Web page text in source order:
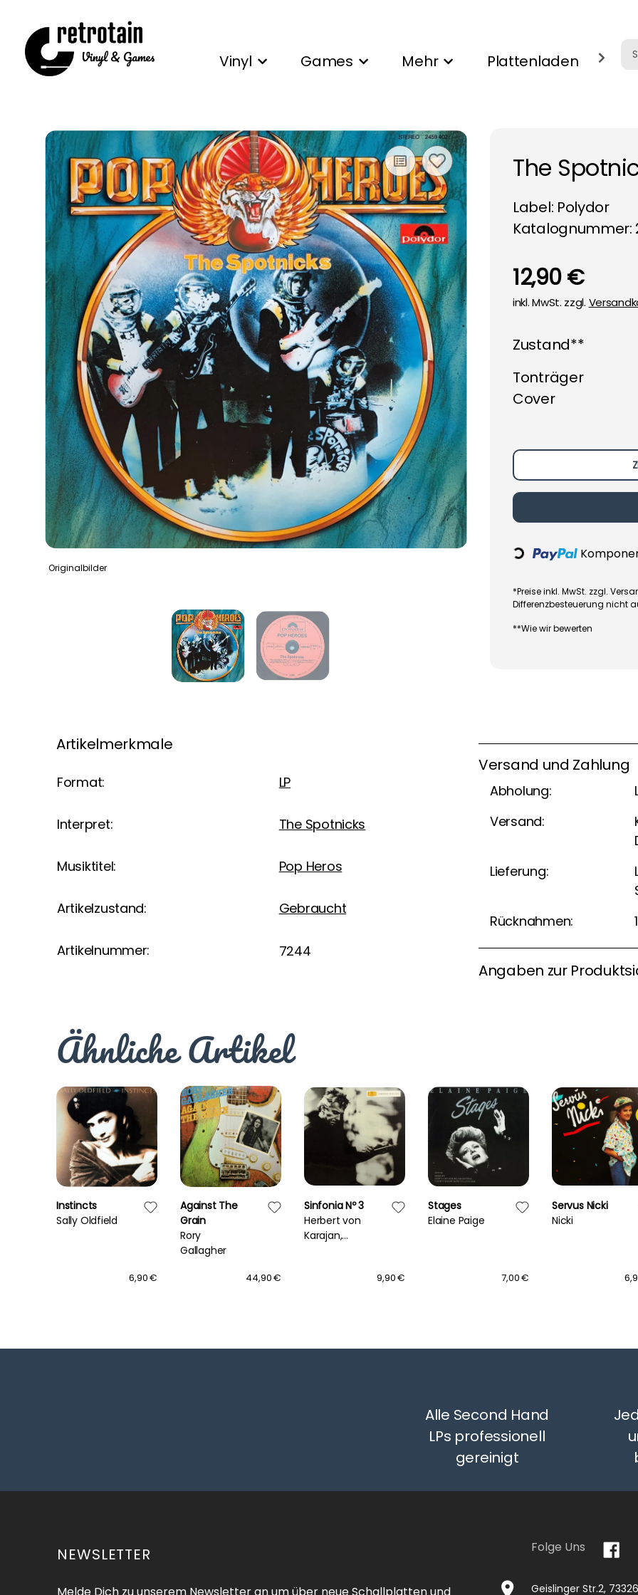
Vinyl Games Mehr Plattenladen
Originalbilder
The
Label: Polydor
Katalognummer:
12,90 €
inkl. MwSt. zzgl.
Zustand**
Tonträger
Cover
Loading...
*Preise inkl. MwSt. zzgl.
Differenzbesteuerung nicht
**Wie wir bewerten
Artikelmerkmale
Format: LP
Interpret: The Spotnicks
Musiktitel: Pop Heros
Artikelzustand: Gebraucht
Artikelnummer: 7244
Versand und Zahlung
Abholung:
Versand:
Lieferung:
Rücknahmen:
Angaben zur
Ähnliche Artikel
Instincts
Sally Oldfield
6,90 €
Against The
Grain
Rory
Gallagher
44,90 €
Sinfonia Nº 3
Herbert von
Karajan,
9,90 €
Stages
Elaine Paige
7,00 €
Servus Nicki
Nicki
Alle Second Hand
LPs professionell
gereinigt
NEWSLETTER Folge Uns
Geislinger Str.2,